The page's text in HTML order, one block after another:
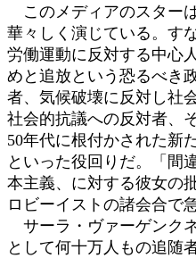
このメディアのスター
華々しく演じている。す
労働運動に反対する中心
めと追放という恐るべき
者、気候破壊に反対し社
社会的抗議への反対者、
50年代に根付かされた新
といった役回りだ。「間
本主義、に対する彼女の
ロビーイストの諸会合で
サーラ・ヴァーゲンク
として何十万人もの追随